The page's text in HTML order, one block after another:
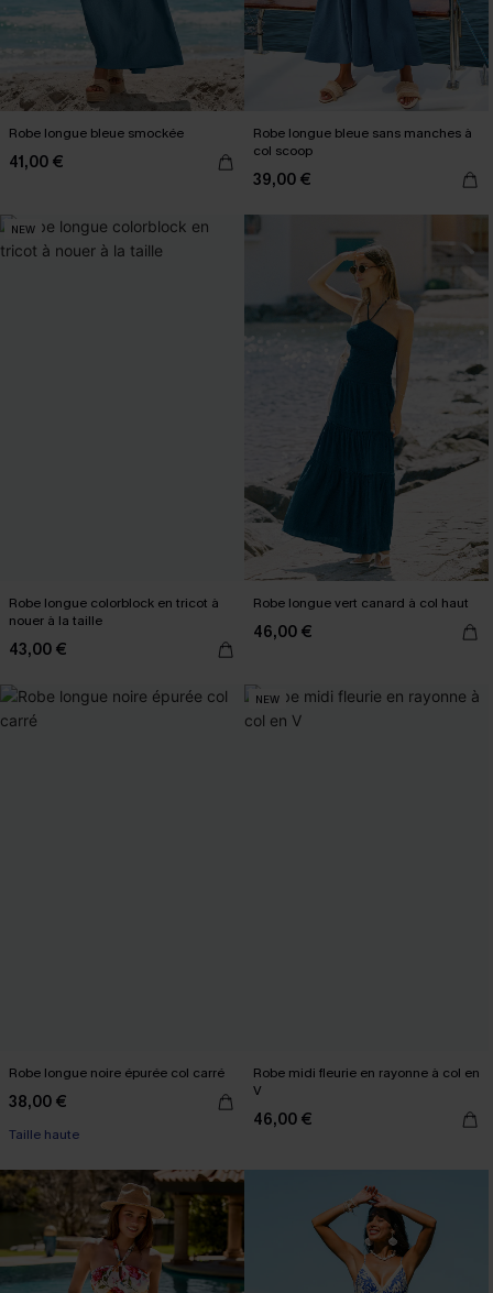
Robe longue bleue smockée
41,00 €
Robe longue bleue sans manches à
col scoop
39,00 €
NEW
Robe longue colorblock en tricot à
nouer à la taille
43,00 €
Robe longue vert canard à col haut
46,00 €
Robe longue noire épurée col carré
38,00 €
Taille haute
NEW
Robe midi fleurie en rayonne à col en
V
46,00 €